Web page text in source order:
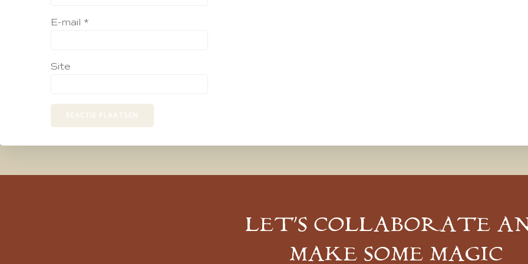
E-mail *
Site
LET’S COLLABORATE
MAKE SOME MAGIC